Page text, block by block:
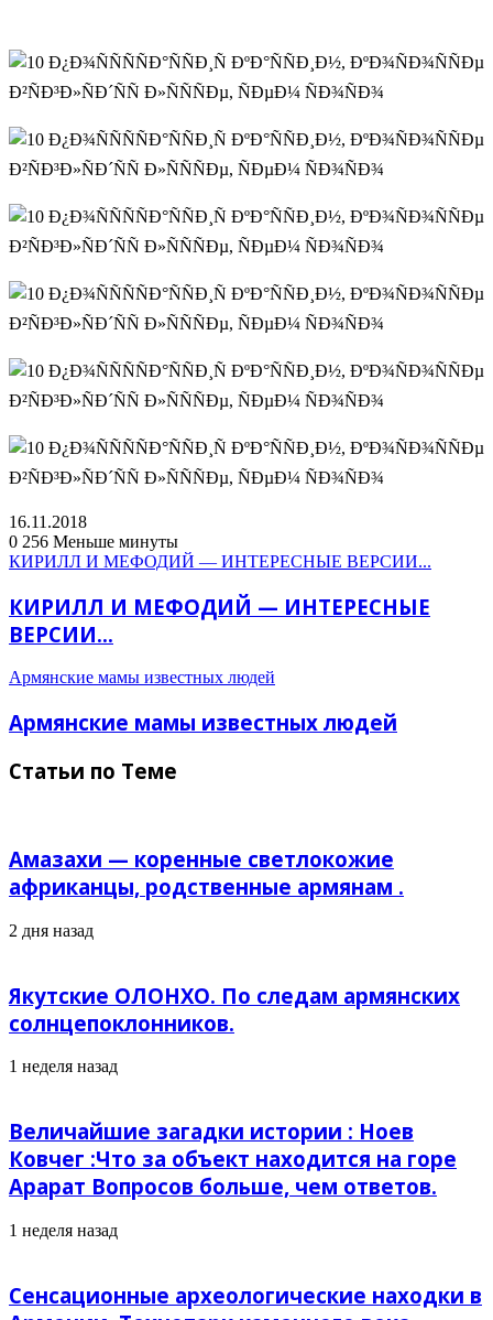
16.11.2018
0 256 Меньше минуты
КИРИЛЛ И МЕФОДИЙ — ИНТЕРЕСНЫЕ ВЕРСИИ...
КИРИЛЛ И МЕФОДИЙ — ИНТЕРЕСНЫЕ
ВЕРСИИ...
Армянские мамы известных людей
Армянские мамы известных людей
Статьи по Теме
Амазахи — коренные светлокожие
африканцы, родственные армянам .
2 дня назад
Якутские ОЛОНХО. По следам армянских
солнцепоклонников.
1 неделя назад
Величайшие загадки истории : Ноев
Ковчег :Что за объект находится на горе
Арарат Вопросов больше, чем ответов.
1 неделя назад
Сенсационные археологические находки в